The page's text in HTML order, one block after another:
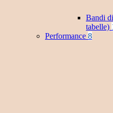
Bandi
tabelle)
Performance 8